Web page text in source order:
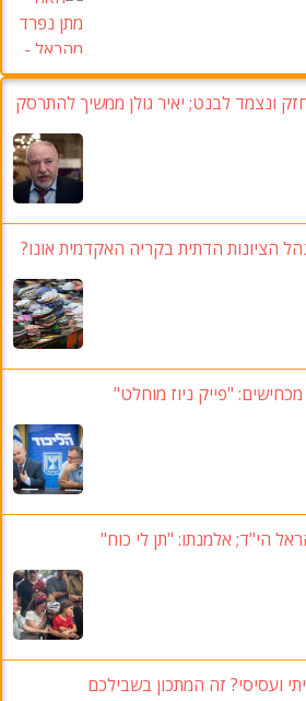
ונצמד לבנט; יאיר גולן ממשיך להתרסק
הציונות הדתית בקריה האקדמית אונו?
מכחישים: "פייק ניוז מוחלט"
הי"ד; אלמנתו: "תן לי כוח"
ועסיסי? זה המתכון בשבילכם